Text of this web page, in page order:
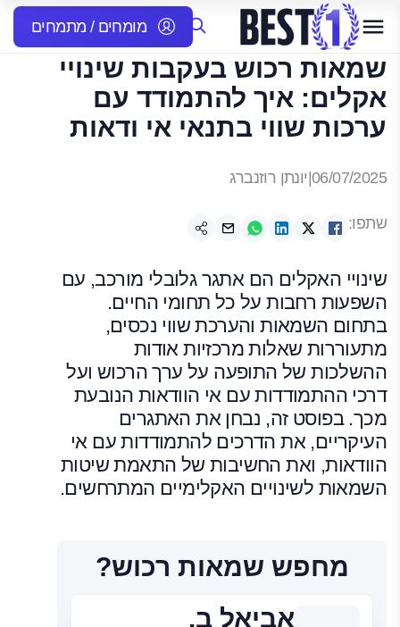
מומחים / מתמחים
שמאות רכוש בעקבות שינויי
אקלים: איך להתמודד עם
ערכות שווי בתנאי אי ודאות
06/07/2025 יונתן רוזנברג
שתפו:
שינויי האקלים הם אתגר גלובלי מורכב, עם
השפעות רחבות על כל תחומי החיים.
בתחום השמאות והערכת שווי נכסים,
מתעוררות שאלות מרכזיות אודות
ההשלכות של התופעה על ערך הרכוש ועל
דרכי ההתמודדות עם אי הוודאות הנובעת
מכך. בפוסט זה, נבחן את האתגרים
העיקריים, את הדרכים להתמודדות עם אי
הוודאות, ואת החשיבות של התאמת שיטות
השמאות לשינויים האקלימיים המתרחשים.
מחפש שמאות רכוש?
אביאל ב.